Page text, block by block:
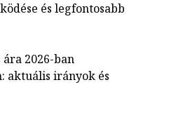
és legfontosabb
2026-ban
aktuális irányok és